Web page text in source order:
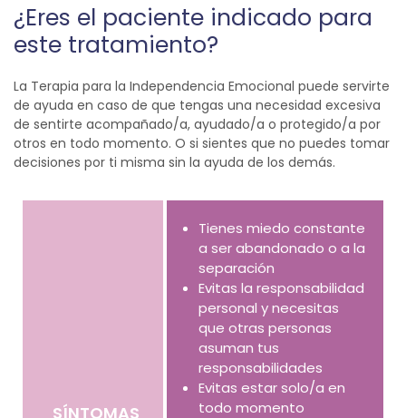
¿Eres el paciente indicado para
este tratamiento?
La Terapia para la Independencia Emocional puede servirte
de ayuda en caso de que tengas una necesidad excesiva
de sentirte acompañado/a, ayudado/a o protegido/a por
otros en todo momento. O si sientes que no puedes tomar
decisiones por ti misma sin la ayuda de los demás.
SÍNTOMAS
Tienes miedo constante
a ser abandonado o a la
separación
Evitas la responsabilidad
personal y necesitas
que otras personas
asuman tus
responsabilidades
Evitas estar solo/a en
todo momento